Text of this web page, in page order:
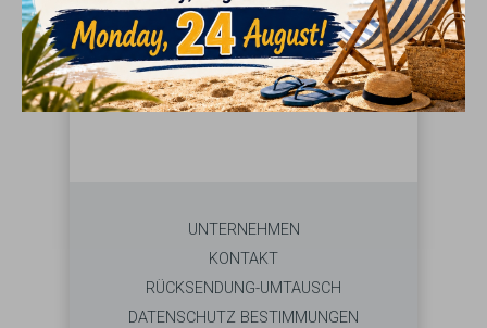
Bitte wählen Sie eine Marke aus dem Menü
links
UNTERNEHMEN
KONTAKT
RÜCKSENDUNG-UMTAUSCH
DATENSCHUTZ BESTIMMUNGEN